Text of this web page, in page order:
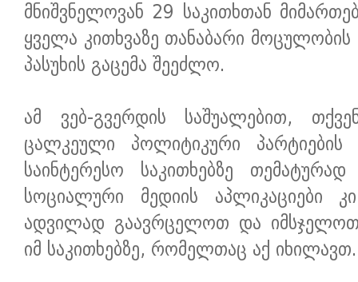
მნიშვნელოვან 29 საკითხთან
ყველა კითხვაზე თანაბარი მოცულობის
პასუხის გაცემა შეეძლო.
ამ ვებ-გვერდის საშუალებით,
ცალკეული პოლიტიკური
საინტერესო საკითხებზე
სოციალური მედიის აპლიკაციები
ადვილად გაავრცელოთ და იმსჯელოთ
იმ საკითხებზე, რომელთაც აქ იხილავთ.